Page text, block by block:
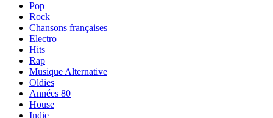
Pop
Rock
Chansons françaises
Electro
Hits
Rap
Musique Alternative
Oldies
Années 80
House
Indie